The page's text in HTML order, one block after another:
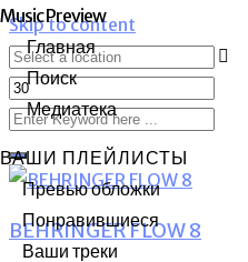
Skip to content
BEHRINGER FLOW 8
Music Preview
Главная
Поиск
Медиатека
ВАШИ ПЛЕЙЛИСТЫ
Превью обложки
Понравившиеся
Ваши треки